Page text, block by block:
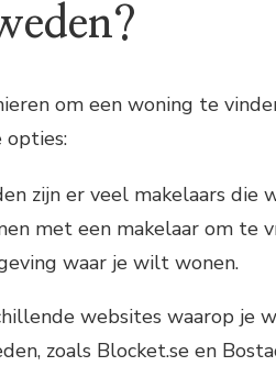
om een woning te
opties:
zijn er veel makelaars die
met een makelaar om te
waar je wilt wonen.
websites waarop je
zoals Blocket.se en